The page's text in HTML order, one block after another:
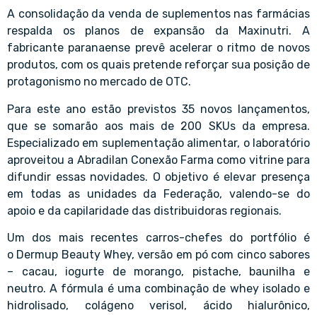
A consolidação davenda de suplementosnas farmácias
respalda os planos de expansão da Maxinutri. A
fabricante paranaense prevê acelerar o ritmo de novos
produtos, com os quais pretende reforçar sua posição de
protagonismo no mercado de OTC.
Para este ano estão previstos 35 novos lançamentos,
que se somarão aos mais de 200 SKUs da empresa.
Especializado em suplementação alimentar, o laboratório
aproveitou a Abradilan Conexão Farma como vitrine para
difundir essas novidades. O objetivo é elevar presença
em todas as unidades da Federação, valendo-se do
apoio e da capilaridade das distribuidoras regionais.
Um dos mais recentes carros-chefes do portfólio é
o Dermup Beauty Whey, versão em pó com cinco sabores
– cacau, iogurte de morango, pistache, baunilha e
neutro. A fórmula é uma combinação de whey isolado e
hidrolisado, colágeno verisol, ácido hialurônico,